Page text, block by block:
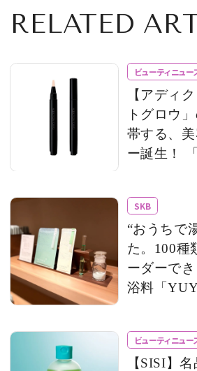
RELATED
ビューティニュー
【アディ
トグロウ
帯する、
ー誕生！ 「デイクリーム」
のモバイ
SKB
“おうちで
た。100種
ーダーで
浴料「
ビューティニュー
【SISI】